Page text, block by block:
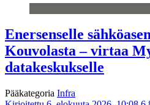
Enersenselle
Kouvolasta – virtaa
datakeskukselle
Pääkategoria Infra